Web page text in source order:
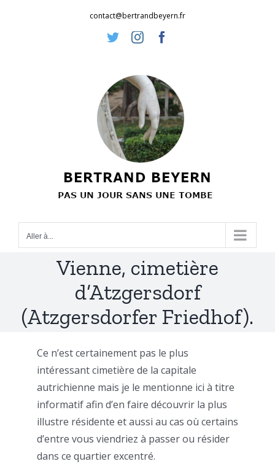
contact@bertrandbeyern.fr
TwitterInstagram
Aller à...
Vienne, cimetière
d’Atzgersdorf
(Atzgersdorfer Friedhof).
Ce n’est certainement pas le plus
intéressant cimetière de la capitale
autrichienne mais je le mentionne ici à titre
informatif afin d’en faire découvrir la plus
illustre résidente et aussi au cas où certains
d’entre vous viendriez à passer ou résider
dans ce quartier excentré.